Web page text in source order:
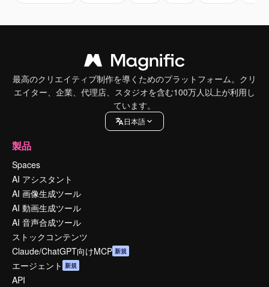
最高のクリエイティブ制作を導くためのプラットフォーム。クリ
エイター、企業、代理店、スタジオを含む100万人以上が利用し
ています。
日本語
製品
Spaces
AI アシスタント
AI 画像生成ツール
AI 動画生成ツール
AI 音声合成ツール
ストックコンテンツ
Claude/ChatGPT向けMCP 新規
エージェント 新規
API